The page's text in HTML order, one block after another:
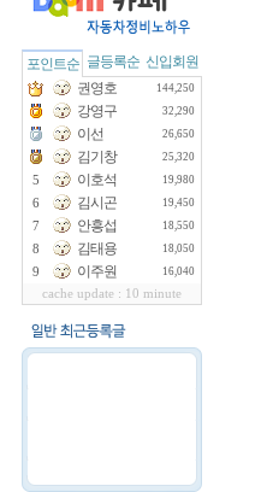
포인트순 글등록순 신입회원
권영호
144,250
강영구 32,290
이선 26,650
김기창 25,320
5 이호석 19,980
6 김시곤 19,450
7 안흥섭 18,550
8 김태용 18,050
9 이주원 16,040
cache update : 10 minute